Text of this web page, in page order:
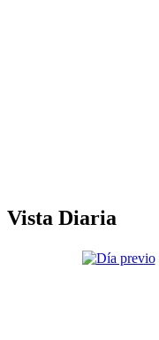
Vista Diaria